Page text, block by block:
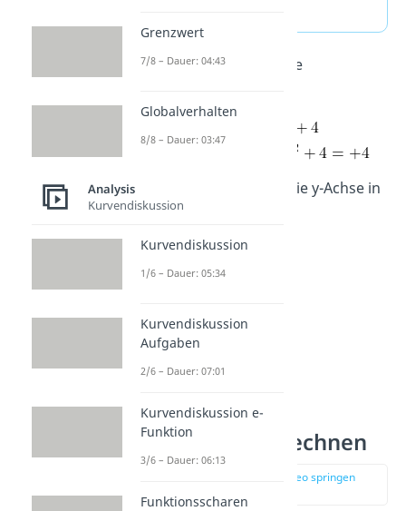
Was ergibt das für deine
Dein Graph schneidet die y-Achse in
demPunkt (0|4)
Nullstellen berechnen
zur Stelle im Video springen
Grenzwert
7/8 – Dauer: 04:43
Globalverhalten
8/8 – Dauer: 03:47
Analysis
Kurvendiskussion
Kurvendiskussion
1/6 – Dauer: 05:34
Kurvendiskussion
Aufgaben
2/6 – Dauer: 07:01
Kurvendiskussion e-
Funktion
3/6 – Dauer: 06:13
Funktionsscharen